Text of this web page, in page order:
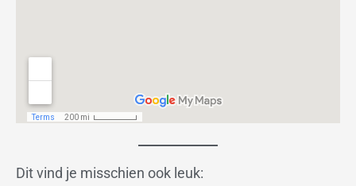
Dit vind je misschien ook leuk: